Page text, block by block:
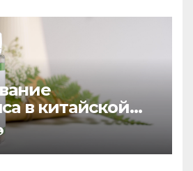
в китайской
природное
усталости